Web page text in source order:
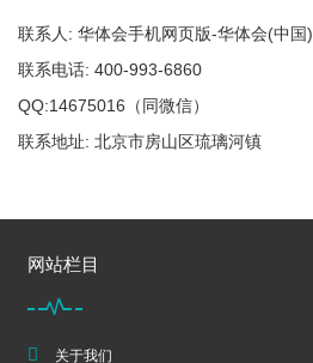
联系人: 华体会手机网页版-华体会(中国)
联系电话: 400-993-6860
QQ:14675016（同微信）
联系地址: 北京市房山区琉璃河镇
网站栏目
关于我们